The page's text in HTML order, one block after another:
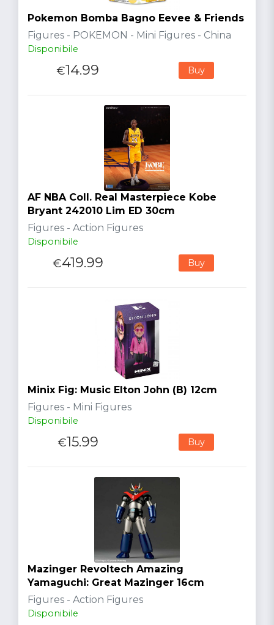
Pokemon Bomba Bagno Eevee & Friends
Figures - POKEMON - Mini Figures - China
Disponibile
€14.99 Buy
AF NBA Coll. Real Masterpiece Kobe
Bryant 242010 Lim ED 30cm
Figures - Action Figures
Disponibile
€419.99 Buy
Minix Fig: Music Elton John (B) 12cm
Figures - Mini Figures
Disponibile
€15.99 Buy
Mazinger Revoltech Amazing
Yamaguchi: Great Mazinger 16cm
Figures - Action Figures
Disponibile